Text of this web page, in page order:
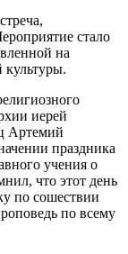
стало
на
культуры.
иерей
Артемий
праздника
учения о
что этот день
по сошествии
по всему